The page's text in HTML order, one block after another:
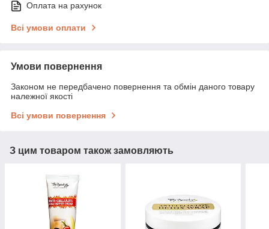
Оплата на рахунок
Всі умови оплати
Умови повернення
Законом не передбачено повернення та обмін даного товару
належної якості
Всі умови повернення
З цим товаром також замовляють